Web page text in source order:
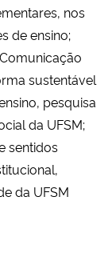
nos
de ensino;
sustentável
pesquisa
da UFSM;
sentidos
da UFSM